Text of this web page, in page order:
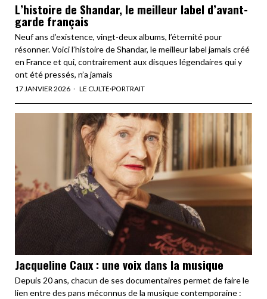
L’histoire de Shandar, le meilleur label d’avant-
garde français
Neuf ans d’existence, vingt-deux albums, l’éternité pour
résonner. Voici l’histoire de Shandar, le meilleur label jamais créé
en France et qui, contrairement aux disques légendaires qui y
ont été pressés, n’a jamais
17 JANVIER 2026 LE CULTE·PORTRAIT
Jacqueline Caux : une voix dans la musique
Depuis 20 ans, chacun de ses documentaires permet de faire le
lien entre des pans méconnus de la musique contemporaine :